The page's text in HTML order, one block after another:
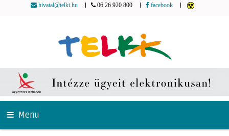
hivatal@telki.hu 06 26 920 800 facebook
Menu